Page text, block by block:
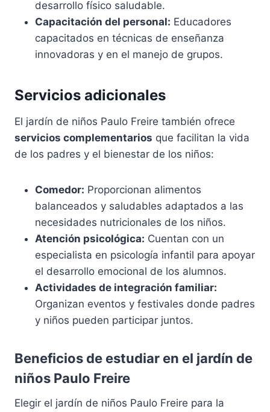
desarrollo físico saludable.
Capacitación del personal: Educadores
capacitados en técnicas de enseñanza
innovadoras y en el manejo de grupos.
Servicios adicionales
El jardín de niños Paulo Freire también ofrece
servicios complementarios que facilitan la vida
de los padres y el bienestar de los niños:
Comedor: Proporcionan alimentos
balanceados y saludables adaptados a las
necesidades nutricionales de los niños.
Atención psicológica: Cuentan con un
especialista en psicología infantil para apoyar
el desarrollo emocional de los alumnos.
Actividades de integración familiar:
Organizan eventos y festivales donde padres
y niños pueden participar juntos.
Beneficios de estudiar en el jardín de
niños Paulo Freire
Elegir el jardín de niños Paulo Freire para la